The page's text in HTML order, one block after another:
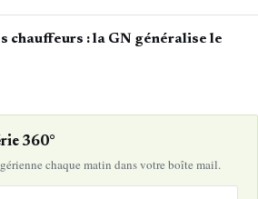
chauffeurs : la GN généralise le
360°
chaque matin dans votre boîte mail.